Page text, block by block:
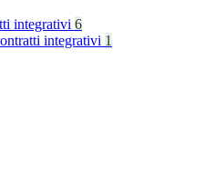
integrativi 6
integrativi 1